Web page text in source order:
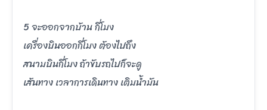
5 จะออกจากบ้าน กี่โมง
เครื่องบินออกกี่โมง ต้องไปถึง
สนามบินกี่โมง ถ้าขับรถไปก็จะดู
เส้นทาง เวลาการเดินทาง เติมน้ำมัน